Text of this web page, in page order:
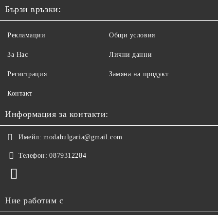
Бързи връзки:
Рекламации
За Нас
Регистрация
Контакт
Общи условия
Лични данни
Замяна на продукт
Информация за контакти:
Имейл: modabulgaria@gmail.com
Телефон: 0879312284
Ние работим с